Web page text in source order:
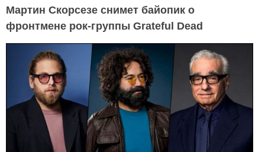
Мартин Скорсезе снимет байопик о
фронтмене рок-группы Grateful Dead